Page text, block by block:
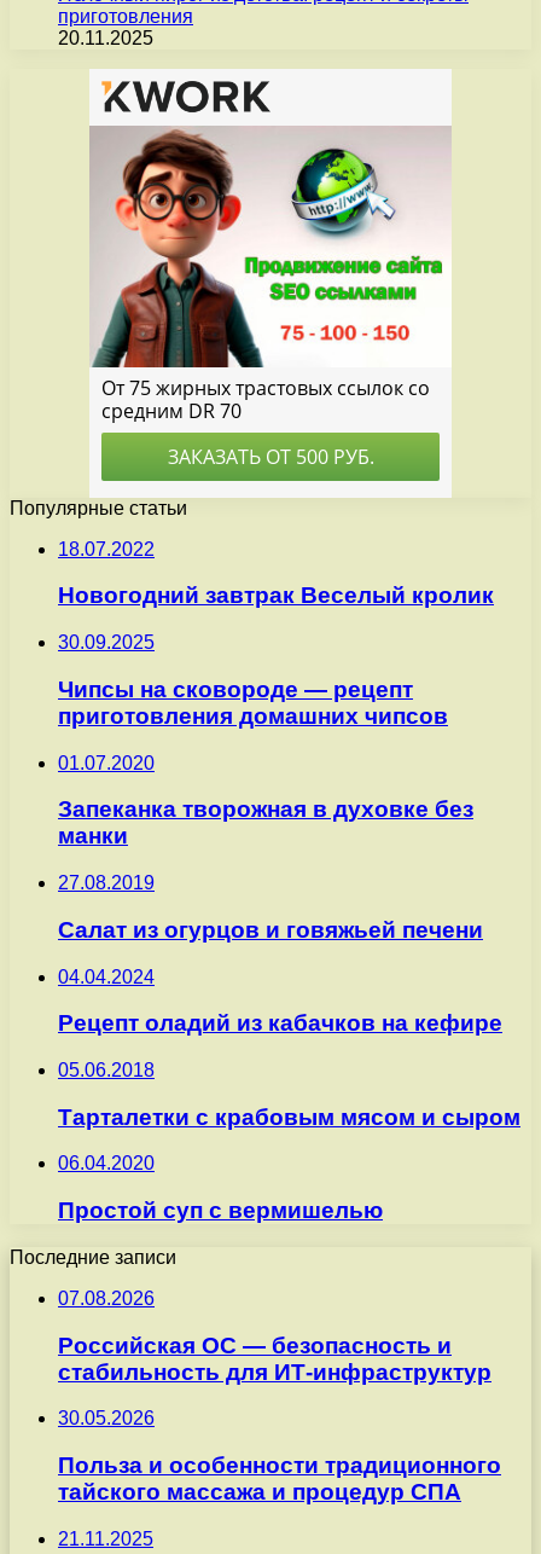
приготовления
20.11.2025
Популярные статьи
18.07.2022
Новогодний завтрак Веселый кролик
30.09.2025
Чипсы на сковороде — рецепт
приготовления домашних чипсов
01.07.2020
Запеканка творожная в духовке без
манки
27.08.2019
Салат из огурцов и говяжьей печени
04.04.2024
Рецепт оладий из кабачков на кефире
05.06.2018
Тарталетки с крабовым мясом и сыром
06.04.2020
Простой суп с вермишелью
Последние записи
07.08.2026
Российская ОС — безопасность и
стабильность для ИТ-инфраструктур
30.05.2026
Польза и особенности традиционного
тайского массажа и процедур СПА
21.11.2025